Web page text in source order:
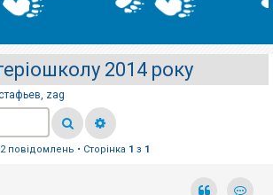
2014 року
, zag
2 повідомлень • Сторінка 1 з 1